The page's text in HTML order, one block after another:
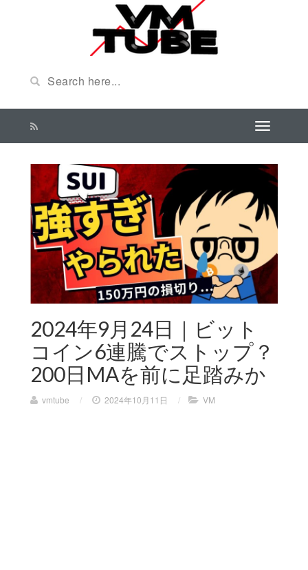
2024年9月24日｜ビット
コイン6連騰でストップ？
200日MAを前に足踏みか
vmtube / 2024年10月11日 / VM